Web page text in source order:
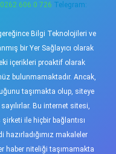
606 0 726 Telegram:
Bilgi Teknolojileri ve
bir Yer Sağlayıcı olarak
içerikleri proaktif olarak
bulunmamaktadır. Ancak,
taşımakta olup, siteye
Bu internet sitesi,
ile hiçbir bağlantısı
hazırladığımız makaleler
haber niteliği taşımamakta